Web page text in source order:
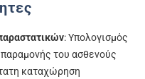
: Υπολογισμός
του ασθενούς
καταχώρηση